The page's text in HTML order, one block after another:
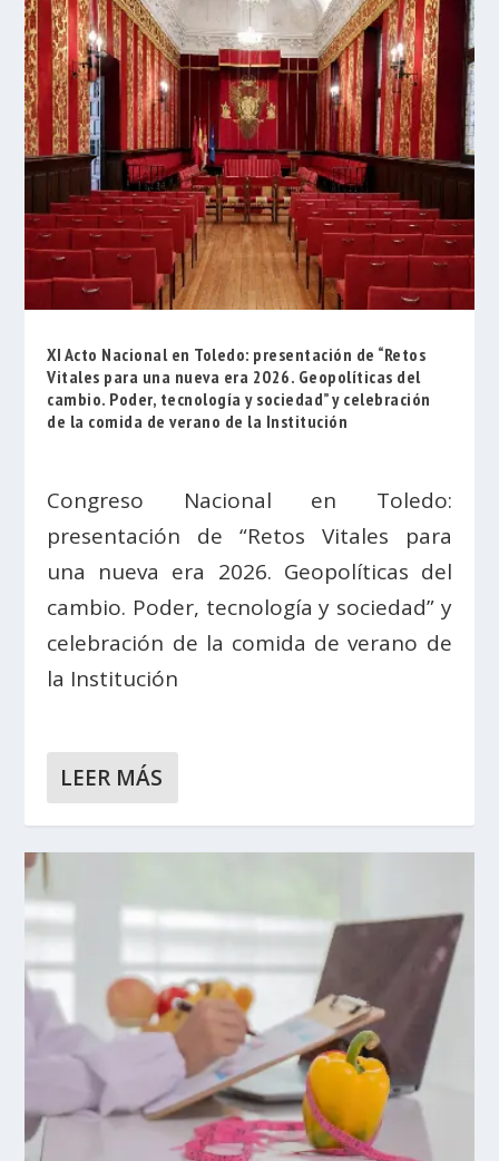
XI Acto Nacional en Toledo: presentación de “Retos
Vitales para una nueva era 2026. Geopolíticas del
cambio. Poder, tecnología y sociedad” y celebración
de la comida de verano de la Institución
Congreso Nacional en Toledo:
presentación de “Retos Vitales para
una nueva era 2026. Geopolíticas del
cambio. Poder, tecnología y sociedad” y
celebración de la comida de verano de
la Institución
LEER MÁS